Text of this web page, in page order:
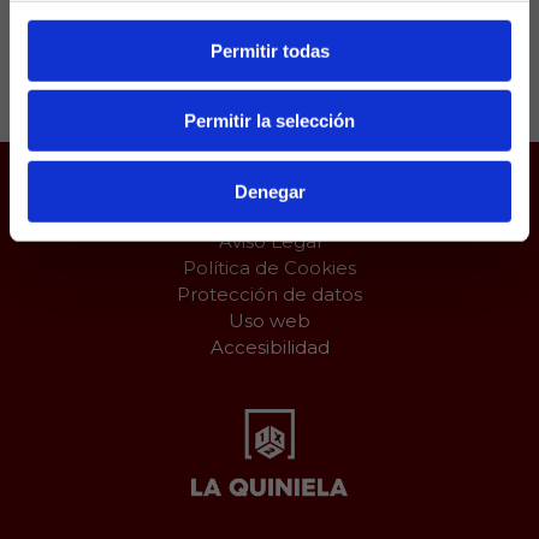
Permitir todas
Permitir la selección
Denegar
Aviso Legal
Política de Cookies
Protección de datos
Uso web
Accesibilidad